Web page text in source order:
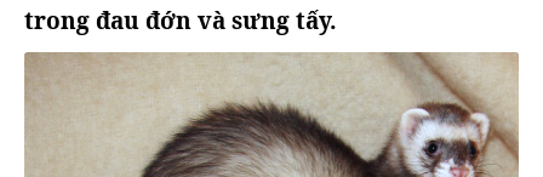
trong đau đớn và sưng tấy.